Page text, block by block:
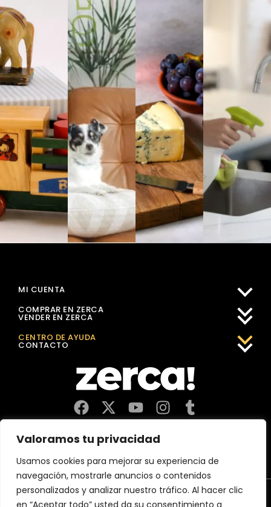
Valoramos tu privacidad
Usamos cookies para mejorar su experiencia de
navegación, mostrarle anuncios o contenidos
personalizados y analizar nuestro tráfico. Al hacer clic
en “Aceptar todo” usted da su consentimiento a
Comercios, productores y distribuidores locales. Pagan
impuestos aquí, y dinamizan economía y empleo en tu
MI CUENTA
COMPRAR EN ZERCA
VENDER EN ZERCA
CENTRO DE AYUDA
CONTACTO
Aviso LegalPolítica de Privacidad
Política de Cookies